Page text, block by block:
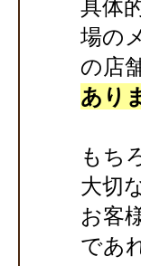
具体
場の
の店
あり
もち
大切
お客
であ